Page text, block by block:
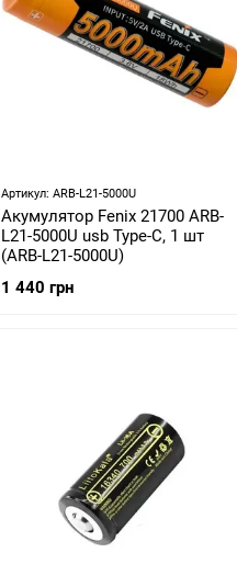
Артикул: ARB-L21-5000U
Акумулятор Fenix 21700 ARB-
L21-5000U usb Type-C, 1 шт
(ARB-L21-5000U)
1 440 грн